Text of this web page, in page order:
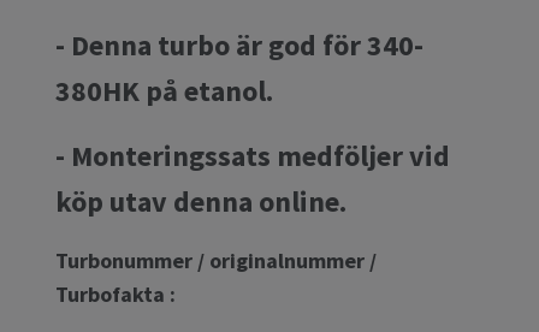
- Denna turbo är god för 340-
380HK på etanol.
- Monteringssats medföljer vid
köp utav denna online.
Turbonummer / originalnummer /
Turbofakta :